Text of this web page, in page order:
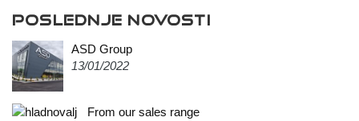
POSLEDNJE NOVOSTI
ASD Group
13/01/2022
From our sales range